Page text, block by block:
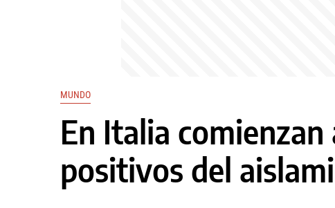
MUNDO
En Italia
positivos del